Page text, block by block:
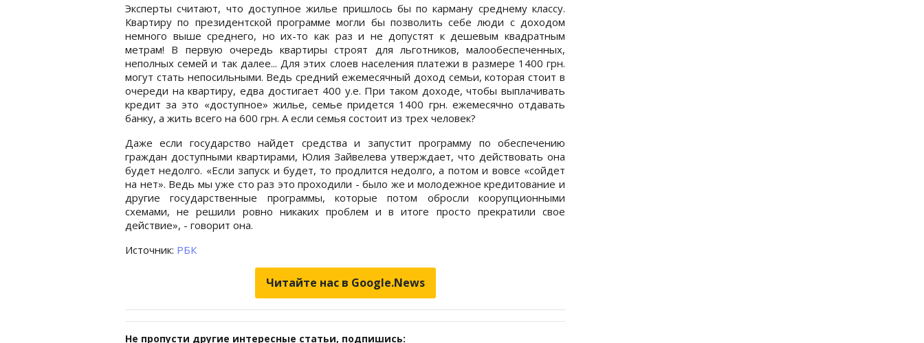
Эксперты считают, что доступное жилье пришлось бы по карману среднему классу.
Квартиру по президентской программе могли бы позволить себе люди с доходом
немного выше среднего, но их-то как раз и не допустят к дешевым квадратным
метрам! В первую очередь квартиры строят для льготников, малообеспеченных,
неполных семей и так далее... Для этих слоев населения платежи в размере 1400 грн.
могут стать непосильными. Ведь средний ежемесячный доход семьи, которая стоит в
очереди на квартиру, едва достигает 400 у.е. При таком доходе, чтобы выплачивать
кредит за это «доступное» жилье, семье придется 1400 грн. ежемесячно отдавать
банку, а жить всего на 600 грн. А если семья состоит из трех человек?
Даже если государство найдет средства и запустит программу по обеспечению
граждан доступными квартирами, Юлия Зайвелева утверждает, что действовать она
будет недолго. «Если запуск и будет, то продлится недолго, а потом и вовсе «сойдет
на нет». Ведь мы уже сто раз это проходили - было же и молодежное кредитование и
другие государственные программы, которые потом обросли коорупционными
схемами, не решили ровно никаких проблем и в итоге просто прекратили свое
действие», - говорит она.
Источник: РБК
Читайте нас в Google.News
Не пропусти другие интересные статьи, подпишись: